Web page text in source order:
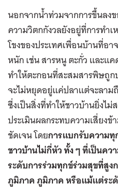
นอกจากน้ำท่วมจากการขึ้นลง
ความวิตกกังวลยังอยู่ที่การทำ
โขงของประเทศเพื่อนบ้านที่อ
หนัก เช่น สารหนู ตะกั่ว และแ
ทำให้ตะกอนที่สะสมสารพิษถู
จะไม่หยุดอยู่แค่ปลาแต่จะลา
ซี่งเป็นสิ่งที่ทำให้ชาวบ้านยิ่งไม่
ประเมินผลกระทบความเสี่ยง
ชัดเจน โดยการแบกรับความ
ชาวบ้านไม่กี่หัว ทั้ง ๆ ที่เป็นค
ระดับการร่วมทุกข์ร่วมสุขที่สูง
ภูมิภาค ภูมิภาค หรือแม้แต่ระ